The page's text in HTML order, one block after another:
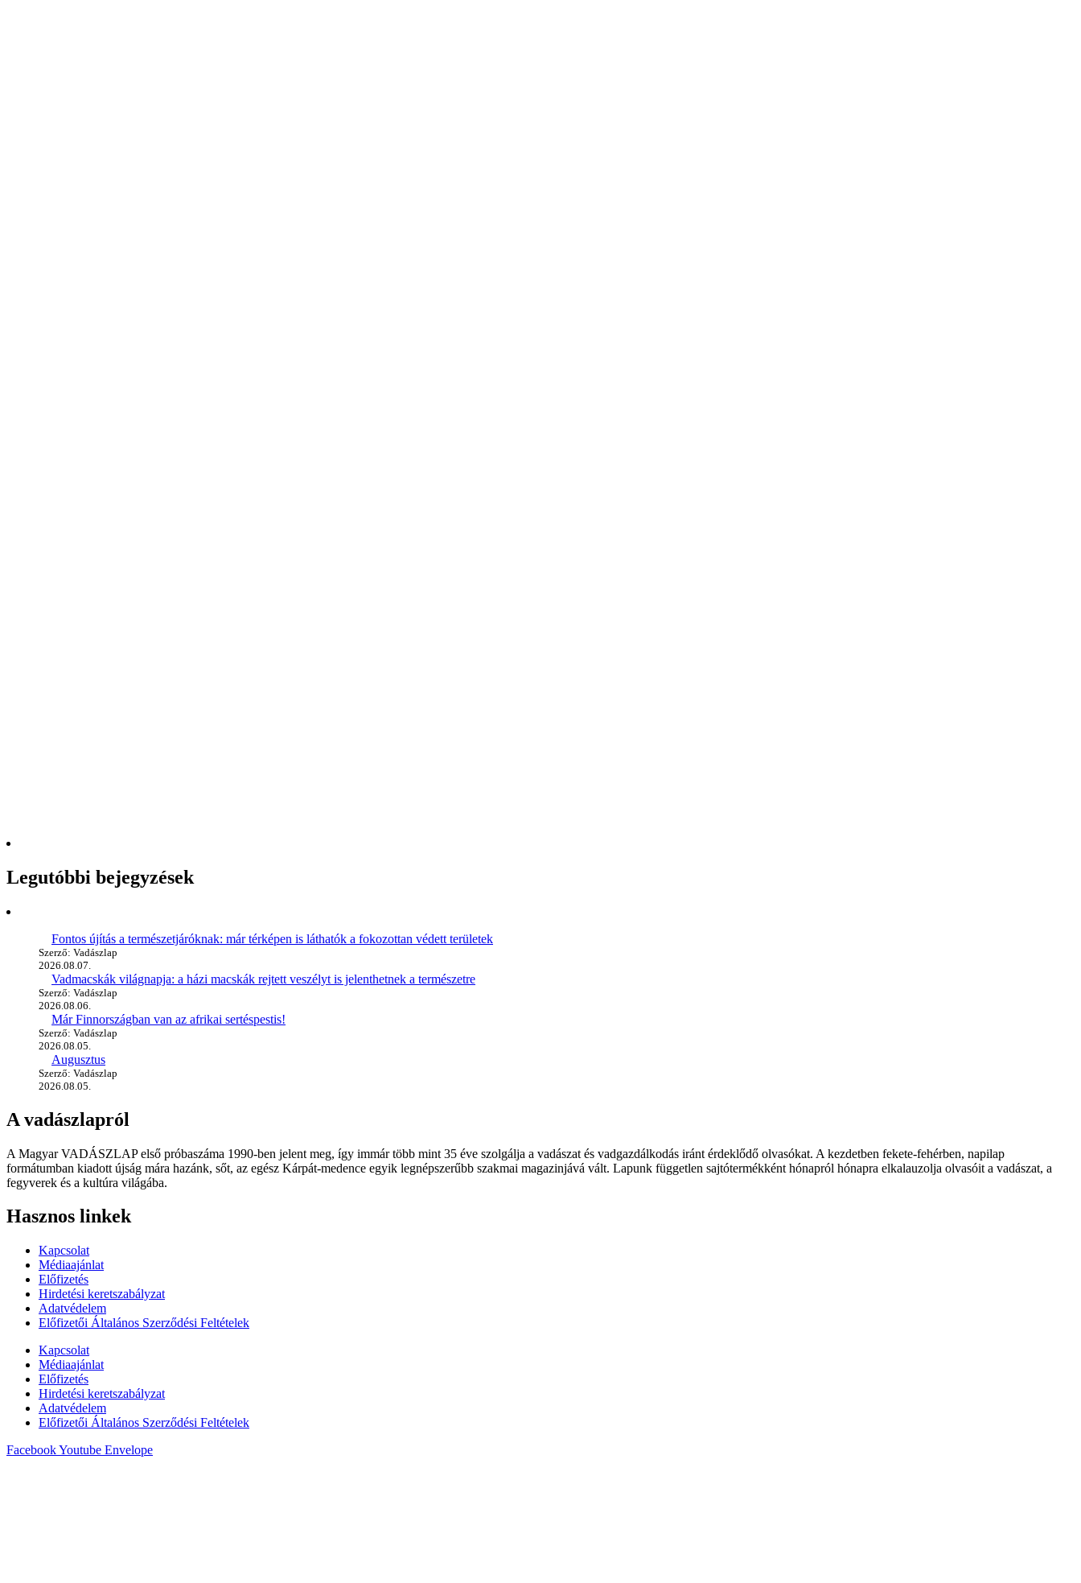
Legutóbbi bejegyzések
Fontos újítás a természetjáróknak: már térképen is láthatók a fokozottan védett területek
Szerző: Vadászlap
2026.08.07.
Vadmacskák világnapja: a házi macskák rejtett veszélyt is jelenthetnek a természetre
Szerző: Vadászlap
2026.08.06.
Már Finnországban van az afrikai sertéspestis!
Szerző: Vadászlap
2026.08.05.
Augusztus
Szerző: Vadászlap
2026.08.05.
A vadászlapról
A Magyar VADÁSZLAP első próbaszáma 1990-ben jelent meg, így immár több mint 35 éve szolgálja a vadászat és vadgazdálkodás iránt érdeklődő olvasókat. A kezdetben fekete-fehérben, napilap
formátumban kiadott újság mára hazánk, sőt, az egész Kárpát-medence egyik legnépszerűbb szakmai magazinjává vált. Lapunk független sajtótermékként hónapról hónapra elkalauzolja olvasóit a vadászat, a
fegyverek és a kultúra világába.
Hasznos linkek
Kapcsolat
Médiaajánlat
Előfizetés
Hirdetési keretszabályzat
Adatvédelem
Előfizetői Általános Szerződési Feltételek
Kapcsolat
Médiaajánlat
Előfizetés
Hirdetési keretszabályzat
Adatvédelem
Előfizetői Általános Szerződési Feltételek
FacebookYoutube Envelope